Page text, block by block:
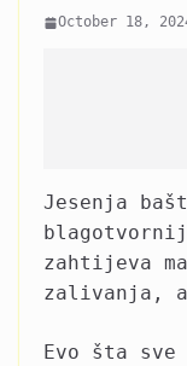
October 18,
Jesenja
zahtijeva
zalivanja,
Evo šta